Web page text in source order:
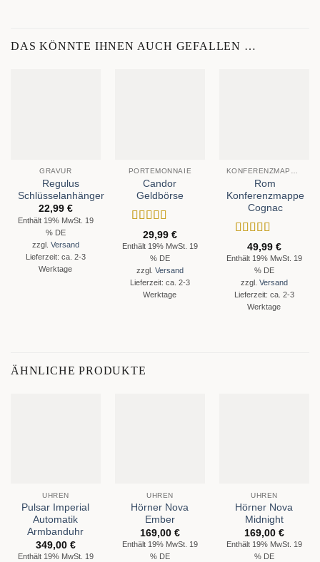
DAS KÖNNTE IHNEN AUCH GEFALLEN …
GRAVUR
Regulus
Schlüsselanhänger
22,99 €
Enthält 19% MwSt. 19
% DE
zzgl. Versand
Lieferzeit: ca. 2-3
Werktage
PORTEMONNAIE
Candor
Geldbörse
Bewertet
mit 5von 5
29,99 €
Enthält 19% MwSt. 19
% DE
zzgl. Versand
Lieferzeit: ca. 2-3
Werktage
KONFERENZMAPPEN
Rom
Konferenzmappe
Cognac
Bewertet
mit 5von 5
49,99 €
Enthält 19% MwSt. 19
% DE
zzgl. Versand
Lieferzeit: ca. 2-3
Werktage
ÄHNLICHE PRODUKTE
UHREN
Pulsar Imperial
Automatik
Armbanduhr
349,00 €
Enthält 19% MwSt. 19
UHREN
Hörner Nova
Ember
169,00 €
Enthält 19% MwSt. 19
% DE
UHREN
Hörner Nova
Midnight
169,00 €
Enthält 19% MwSt. 19
% DE